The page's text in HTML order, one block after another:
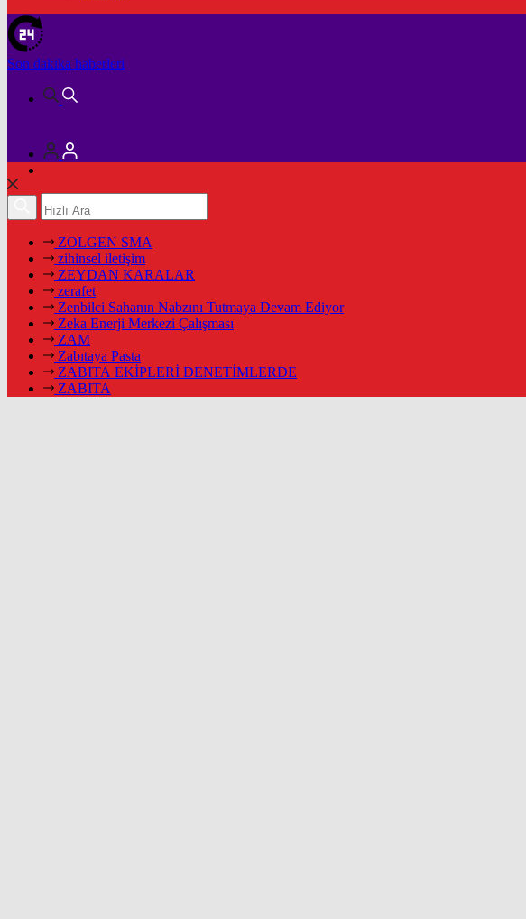
Son dakika haberleri
ZOLGEN SMA
zihinsel iletişim
ZEYDAN KARALAR
zerafet
Zenbilci Sahanın Nabzını Tutmaya Devam Ediyor
Zeka Enerji Merkezi Çalışması
ZAM
Zabıtaya Pasta
ZABITA EKİPLERİ DENETİMLERDE
ZABITA